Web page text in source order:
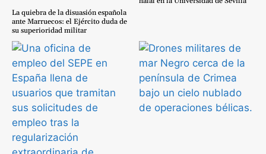
La quiebra de la disuasión española
ante Marruecos: el Ejército duda de
su superioridad militar